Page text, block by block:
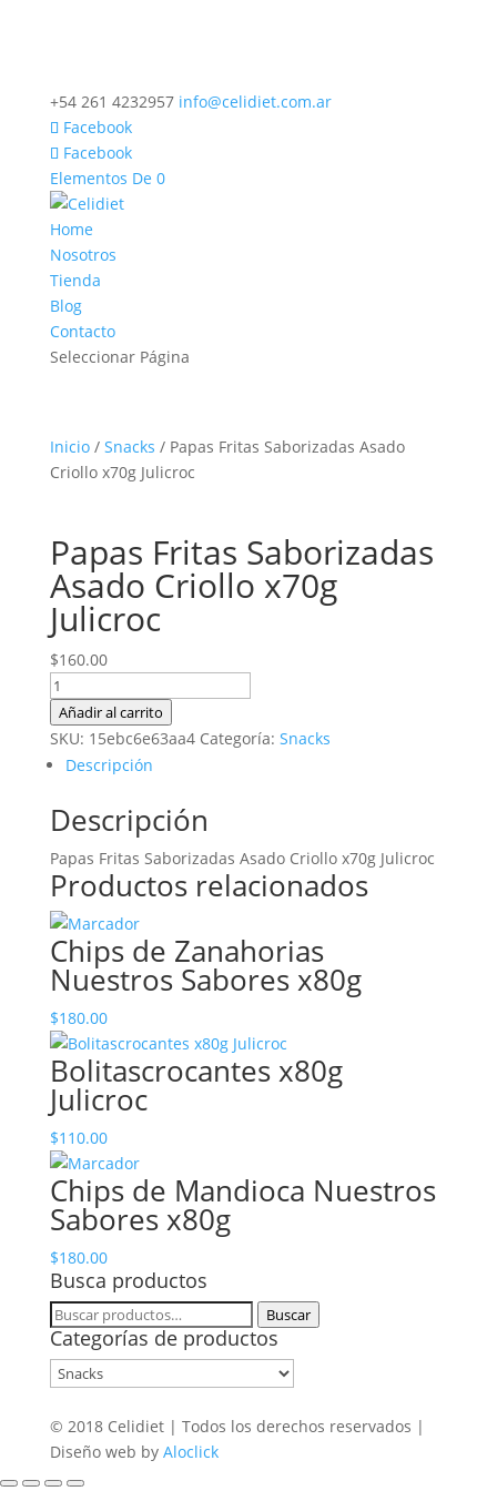
+54 261 4232957 info@celidiet.com.ar
Facebook
Facebook
Elementos De 0
Home
Nosotros
Tienda
Blog
Contacto
Seleccionar Página
Inicio/ Snacks / Papas Fritas Saborizadas Asado
Criollo x70g Julicroc
Papas Fritas Saborizadas
Asado Criollo x70g
Julicroc
$160.00
Papas
Fritas
Saborizadas
Asado
x70g
Julicroc
cantidad
Añadir al carrito
SKU: 15ebc6e63aa4 Categoría: Snacks
Descripción
Descripción
Papas Fritas Saborizadas Asado Criollo x70g Julicroc
Productos relacionados
Chips de Zanahorias
Nuestros Sabores x80g
$180.00
Bolitascrocantes x80g
Julicroc
$110.00
Chips de Mandioca Nuestros
Sabores x80g
$180.00
Busca productos
Buscar
por:
Buscar
Categorías de productos
© 2018 Celidiet | Todos los derechos reservados |
Diseño web by Aloclick